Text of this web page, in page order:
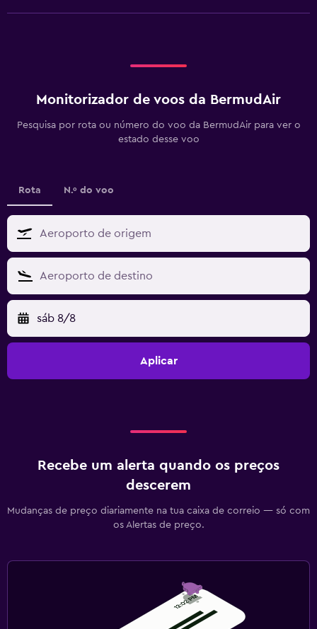
Monitorizador de voos da BermudAir
Pesquisa por rota ou número do voo da BermudAir para ver o
estado desse voo
Rota N.º do voo
sáb 8/8
Aplicar
Recebe um alerta quando os preços
descerem
Mudanças de preço diariamente na tua caixa de correio — só com
os Alertas de preço.